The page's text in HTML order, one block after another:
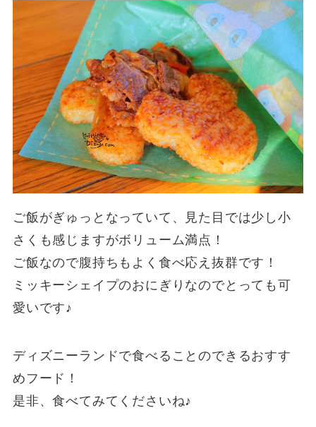
ご飯がぎゅっとなっていて、見た目では少し小
さくも感じますがボリューム満点！
ご飯なので腹持ちもよく食べ応え抜群です！
ミッキーシェイプのおにぎりなのでとっても可
愛いです♪
ディズニーランドで食べることのできるおすす
めフード！
是非、食べてみてくださいね♪